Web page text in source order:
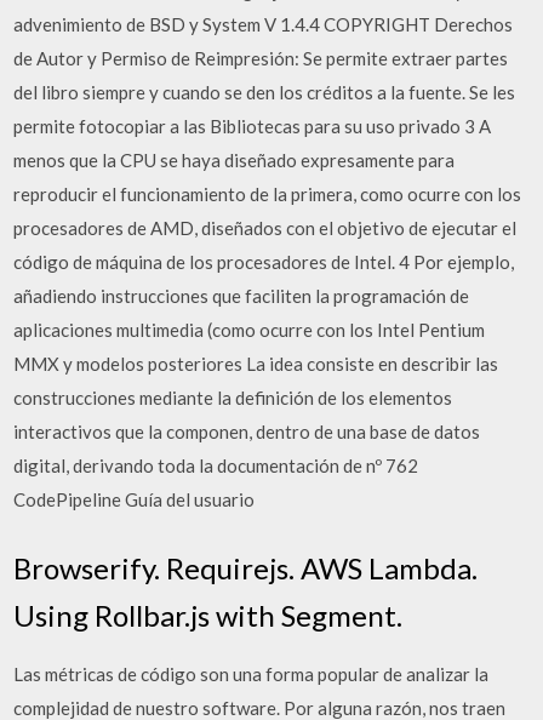
advenimiento de BSD y System V 1.4.4 COPYRIGHT Derechos
de Autor y Permiso de Reimpresión: Se permite extraer partes
del libro siempre y cuando se den los créditos a la fuente. Se les
permite fotocopiar a las Bibliotecas para su uso privado 3 A
menos que la CPU se haya diseñado expresamente para
reproducir el funcionamiento de la primera, como ocurre con los
procesadores de AMD, diseñados con el objetivo de ejecutar el
código de máquina de los procesadores de Intel. 4 Por ejemplo,
añadiendo instrucciones que faciliten la programación de
aplicaciones multimedia (como ocurre con los Intel Pentium
MMX y modelos posteriores La idea consiste en describir las
construcciones mediante la definición de los elementos
interactivos que la componen, dentro de una base de datos
digital, derivando toda la documentación de nº 762
CodePipeline Guía del usuario
Browserify. Requirejs. AWS Lambda.
Using Rollbar.js with Segment.
Las métricas de código son una forma popular de analizar la
complejidad de nuestro software. Por alguna razón, nos traen